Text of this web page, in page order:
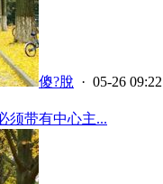
傻?脫 · 05-26 09:22
须带有中心主...